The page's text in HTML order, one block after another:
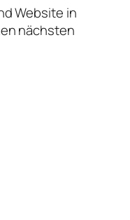
Website in
nächsten